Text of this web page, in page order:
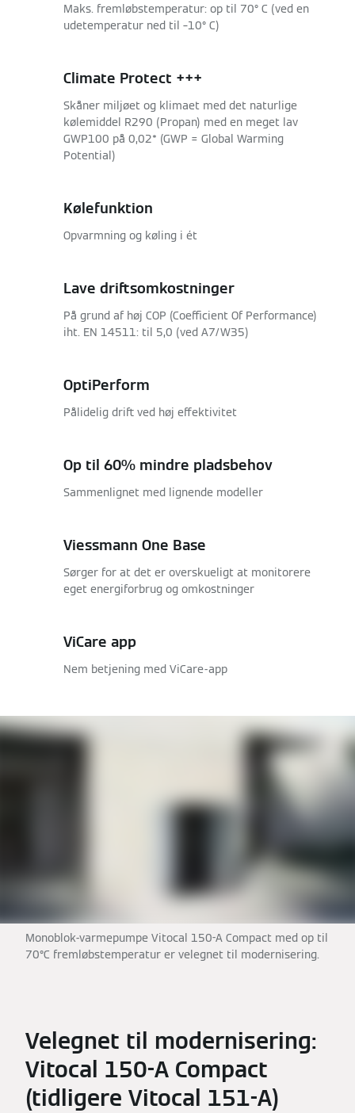
Maks. fremløbstemperatur: op til 70° C (ved en
udetemperatur ned til –10° C)
Climate Protect +++
Skåner miljøet og klimaet med det naturlige
kølemiddel R290 (Propan) med en meget lav
GWP100 på 0,02* (GWP = Global Warming
Potential)
Kølefunktion
Opvarmning og køling i ét
Lave driftsomkostninger
På grund af høj COP (Coefficient Of Performance)
iht. EN 14511: til 5,0 (ved A7/W35)
OptiPerform
Pålidelig drift ved høj effektivitet
Op til 60% mindre pladsbehov
Sammenlignet med lignende modeller
Viessmann One Base
Sørger for at det er overskueligt at monitorere
eget energiforbrug og omkostninger
ViCare app
Nem betjening med ViCare-app
Monoblok-varmepumpe Vitocal 150-A Compact med op til
70°C fremløbstemperatur er velegnet til modernisering.
Velegnet til modernisering:
Vitocal 150-A Compact
(tidligere Vitocal 151-A)